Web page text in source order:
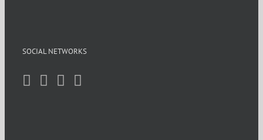
SOCIAL NETWORKS